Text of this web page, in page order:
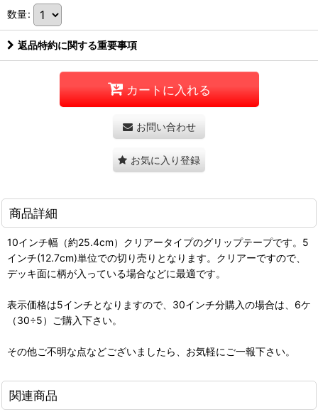
数量:
返品特約に関する重要事項
カートに入れる
お問い合わせ
お気に入り登録
商品詳細
10インチ幅（約25.4cm）クリアータイプのグリップテープです。5
インチ(12.7cm)単位での切り売りとなります。クリアーですので、
デッキ面に柄が入っている場合などに最適です。
表示価格は5インチとなりますので、30インチ分購入の場合は、6ケ
（30÷5）ご購入下さい。
その他ご不明な点などございましたら、お気軽にご一報下さい。
関連商品